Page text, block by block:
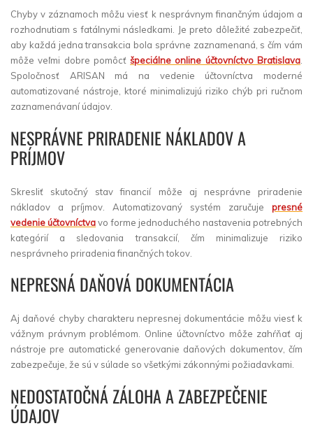
Chyby v záznamoch môžu viesť k nesprávnym finančným údajom a
rozhodnutiam s fatálnymi následkami. Je preto dôležité zabezpečiť,
aby každá jedna transakcia bola správne zaznamenaná, s čím vám
môže veľmi dobre pomôcťšpeciálne online účtovníctvo Bratislava
Spoločnosť ARISAN má na vedenie účtovníctva moderné
automatizované nástroje, ktoré minimalizujú riziko chýb pri ručnom
zaznamenávaní údajov.
NESPRÁVNE PRIRADENIE NÁKLADOV A
PRÍJMOV
Skresliť skutočný stav financií môže aj nesprávne priradenie
nákladov a príjmov. Automatizovaný systém zaručuje presné
vedenie účtovníctvavo forme jednoduchého nastavenia potrebných
kategórií a sledovania transakcií, čím minimalizuje riziko
nesprávneho priradenia finančných tokov.
NEPRESNÁ DAŇOVÁ DOKUMENTÁCIA
Aj daňové chyby charakteru nepresnej dokumentácie môžu viesť k
vážnym právnym problémom. Online účtovníctvo môže zahŕňať aj
nástroje pre automatické generovanie daňových dokumentov, čím
zabezpečuje, že sú v súlade so všetkými zákonnými požiadavkami.
NEDOSTATOČNÁ ZÁLOHA A ZABEZPEČENIE
ÚDAJOV